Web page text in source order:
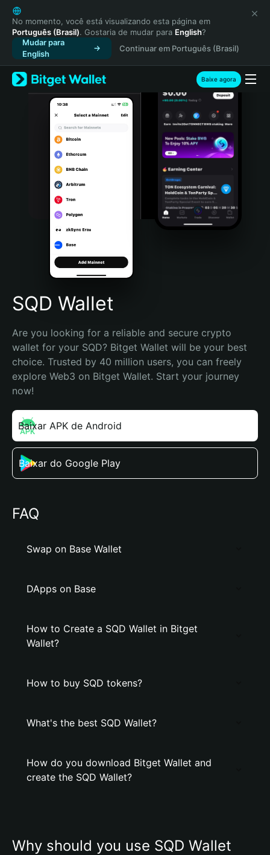
English
日本語
Tiếng Việt
Русский
Español (Latinoamérica)
Türkçe
Italiano
Português (Portugal)
Bahasa Indonesia
Português (Brasil)
Español (Argentina)
No momento, você está visualizando esta página em
Português (Brasil). Gostaria de mudar para English?
Mudar para
English
Continuar em Português (Brasil)
Baixe agora
SQD Wallet
Are you looking for a reliable and secure crypto
wallet for your SQD? Bitget Wallet will be your best
choice. Trusted by 40 million users, you can freely
explore Web3 on Bitget Wallet. Start your journey
now!
Baixar APK de Android
Baixar do Google Play
FAQ
Swap on Base Wallet
DApps on Base
How to Create a SQD Wallet in Bitget
Wallet?
How to buy SQD tokens?
What's the best SQD Wallet?
How do you download Bitget Wallet and
create the SQD Wallet?
Why should you use SQD Wallet